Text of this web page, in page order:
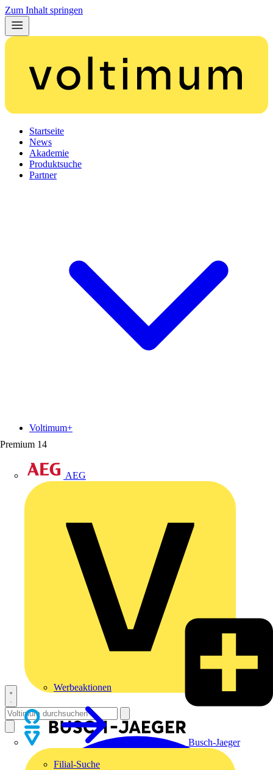
Zum Inhalt springen
Startseite
News
Akademie
Produktsuche
Partner
Premium 14
AEG
Busch-Jaeger
Voltimum+
Werbeaktionen
Filial-Suche